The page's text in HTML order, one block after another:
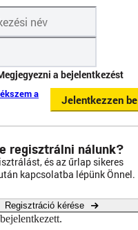
a bejelentkezést
a
Jelentkezzen be
regisztrálni nálunk?
és az űrlap sikeres
kapcsolatba lépünk Önnel.
Regisztráció kérése